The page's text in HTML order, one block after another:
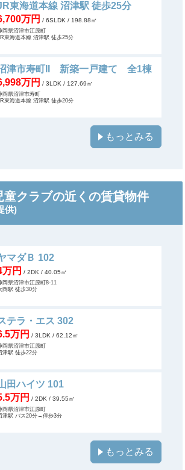
東海道本線 沼津駅 徒歩25分
万円 / 6SLDK / 198.88㎡
岡県沼津市江原町
東海道本線 沼津駅 徒歩25分
津市寿町II 新築一戸建て 全1棟
万円 / 3LDK / 127.69㎡
岡県沼津市寿町
東海道本線 沼津駅 徒歩20分
もっとみる
クラブの近くの賃貸物件
供)
マダＢ 102
万円 / 2DK / 40.05㎡
岡県沼津市江原町8-11
岡駅 徒歩30分
テラ・エス 302
万円 / 3LDK / 62.12㎡
岡県沼津市江原町
津駅 徒歩22分
田ハイツ 101
万円 / 2DK / 39.55㎡
岡県沼津市江原町
津駅 バス20分→停歩3分
もっとみる